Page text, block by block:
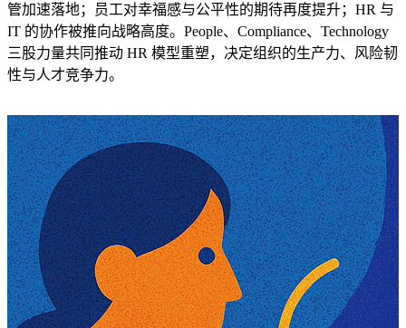
管加速落地；员工对幸福感与公平性的期待再度提升；HR 与
IT 的协作被推向战略高度。People、Compliance、Technology
三股力量共同推动 HR 模型重塑，决定组织的生产力、风险韧
性与人才竞争力。